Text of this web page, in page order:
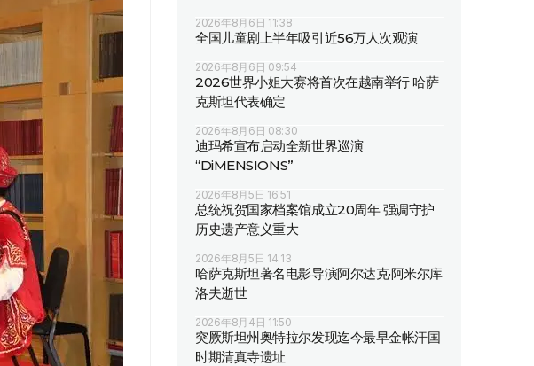
2026年8月6日 11:38
全国儿童剧上半年吸引近56万人次观演
2026年8月6日 09:54
2026世界小姐大赛将首次在越南举行 哈萨
克斯坦代表确定
2026年8月6日 08:30
迪玛希宣布启动全新世界巡演
“DiMENSIONS”
2026年8月5日 16:51
总统祝贺国家档案馆成立20周年 强调守护
历史遗产意义重大
2026年8月5日 14:13
哈萨克斯坦著名电影导演阿尔达克·阿米尔库
洛夫逝世
2026年8月4日 11:50
突厥斯坦州奥特拉尔发现迄今最早金帐汗国
时期清真寺遗址